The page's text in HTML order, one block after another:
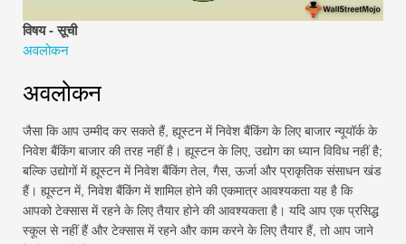
पूर्ण प्रपत्र
जोखिम प्रबंधन ट्यूटोरियल
विषय - सूची
अवलोकन
अवलोकन
जैसा कि आप उम्मीद कर सकते हैं, ह्यूस्टन में निवेश बैंकिंग के लिए बाजार न्यूयॉर्क के
निवेश बैंकिंग बाजार की तरह नहीं है। ह्यूस्टन के लिए, उद्योग का ध्यान विविध नहीं है;
बल्कि उद्योगों में ह्यूस्टन में निवेश बैंकिंग तेल, गैस, ऊर्जा और प्राकृतिक संसाधन खंड
हैं। ह्यूस्टन में, निवेश बैंकिंग में शामिल होने की एकमात्र आवश्यकता यह है कि
आपको टेक्सास में रहने के लिए तैयार होने की आवश्यकता है। यदि आप एक प्रसिद्ध
स्कूल से नहीं हैं और टेक्सास में रहने और काम करने के लिए तैयार हैं, तो आप जाने